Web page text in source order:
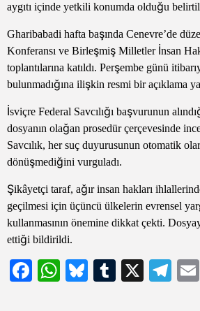
aygıtı içinde yetkili konumda olduğu
Gharibabadi hafta başında Cenevre’de
Konferansı ve Birleşmiş Milletler İnsan
toplantılarına katıldı. Perşembe günü
bulunmadığına ilişkin resmi bir açıklama
İsviçre Federal Savcılığı başvurunun
dosyanın olağan prosedür çerçevesinde
Savcılık, her suç duyurusunun otomatik
dönüşmediğini vurguladı.
Şikâyetçi taraf, ağır insan hakları
geçilmesi için üçüncü ülkelerin evrensel
kullanmasının önemine dikkat çekti.
ettiği bildirildi.
Facebook
WhatsApp
Bluesky
Tumblr
X